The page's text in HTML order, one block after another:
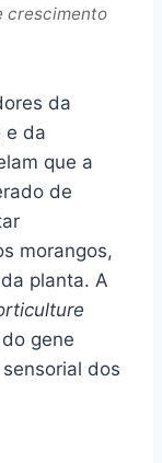
crescimento
da
e da
que a
de
morangos,
planta. A
gene
dos